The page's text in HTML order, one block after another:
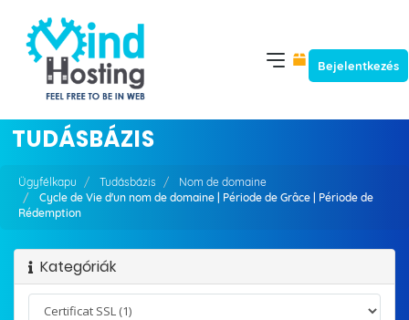
Bejelentkezés
TUDÁSBÁZIS
Ügyfélkapu Tudásbázis
Nom de domaine
Cycle de Vie d'un nom de domaine | Période de Grâce | Période de
Rédemption
Kategóriák